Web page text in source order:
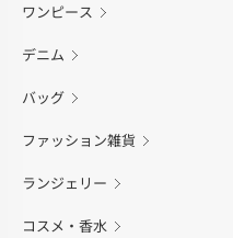
ワンピース
デニム
バッグ
ファッション雑貨
ランジェリー
コスメ・香水